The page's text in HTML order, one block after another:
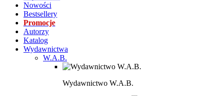
Nowości
Bestsellery
Promocje
Autorzy
Katalog
Wydawnictwa
W.A.B.
Wydawnictwo W.A.B.